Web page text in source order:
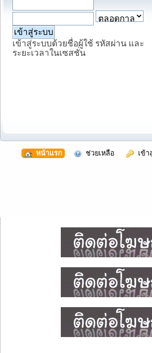
เข้าสู่ระบบด้วยชื่อผู้ใช้ รหัสผ่าน และ
ระยะเวลาในเซสชั่น
หน้าแรก ช่วยเหลือ เข้า